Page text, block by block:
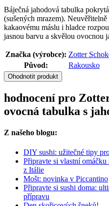
Báječná jahodová tabulka
(sušených mrazem).
kakaovému máslu i hladce
jasnou barvu a skvělou ovocnou
Značka (výrobce): Zotter
Původ:
Rakousko
Ohodnotit produkt
hodnocení pro
ovocná tabulka s
Z našeho blogu:
DIY sushi: užitečné tipy
Připravte si vlastní
z Itálie
Mošt: novinka v Piccantino
Připravte si sushi doma:
přípravu